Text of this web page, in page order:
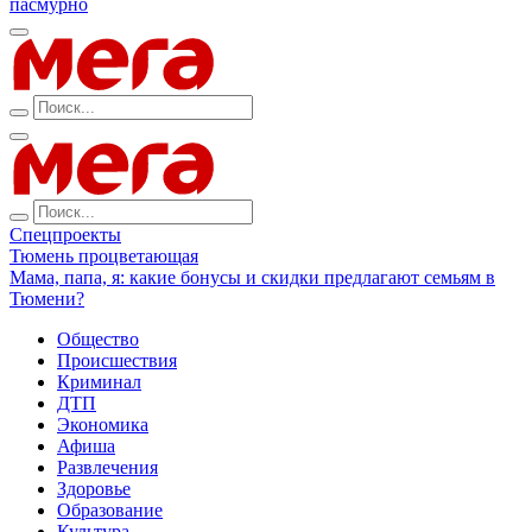
пасмурно
Спецпроекты
Тюмень процветающая
Мама, папа, я: какие бонусы и скидки предлагают семьям в
Тюмени?
Общество
Происшествия
Криминал
ДТП
Экономика
Афиша
Развлечения
Здоровье
Образование